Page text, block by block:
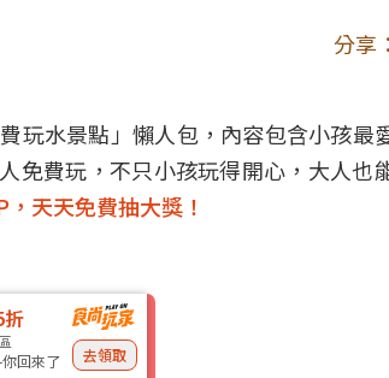
分享：
玩水景點」懶人包，內容包含小孩最
免費玩，不只小孩玩得開心，大人也
天天免費抽大獎！
回來了
去領取